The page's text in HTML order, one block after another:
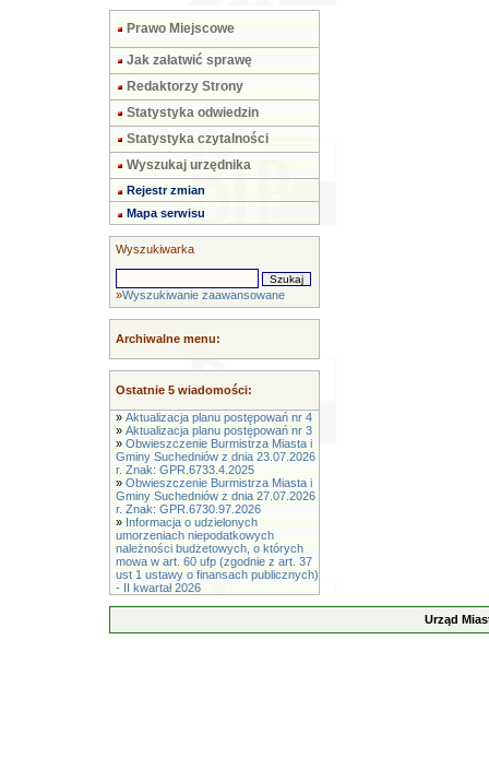
Prawo Miejscowe
Jak załatwić sprawę
Redaktorzy Strony
Statystyka odwiedzin
Statystyka czytalności
Wyszukaj urzędnika
Rejestr zmian
Mapa serwisu
Wyszukiwarka
»Wyszukiwanie zaawansowane
Archiwalne menu:
Ostatnie 5 wiadomości:
» Aktualizacja planu postępowań nr 4
» Aktualizacja planu postępowań nr 3
» Obwieszczenie Burmistrza Miasta i
Gminy Suchedniów z dnia 23.07.2026
r. Znak: GPR.6733.4.2025
» Obwieszczenie Burmistrza Miasta i
Gminy Suchedniów z dnia 27.07.2026
r. Znak: GPR.6730.97.2026
» Informacja o udzielonych
umorzeniach niepodatkowych
należności budżetowych, o których
mowa w art. 60 ufp (zgodnie z art. 37
ust 1 ustawy o finansach publicznych)
- II kwartał 2026
Urząd